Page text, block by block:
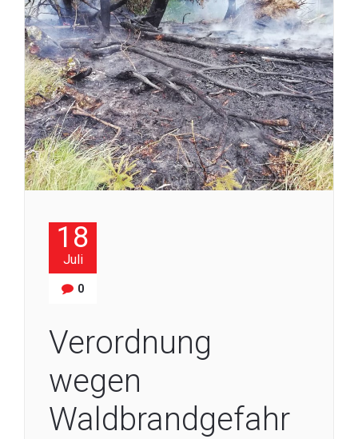
18
Juli
0
Verordnung
wegen
Waldbrandgefahr